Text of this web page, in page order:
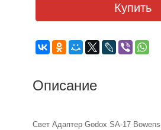
Купить
Описание
Свет Адаптер Godox SA-17